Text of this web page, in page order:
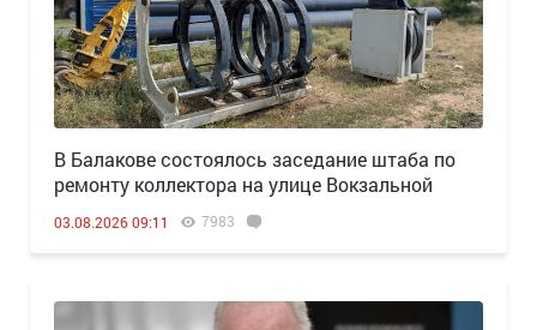
В Балакове состоялось заседание штаба по
ремонту коллектора на улице Вокзальной
03.08.2026 09:11 7983